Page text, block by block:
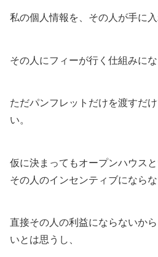
私の個人情報を、その人が手に
その人にフィーが行く仕組みに
ただパンフレットだけを渡すだ
い。
仮に決まってもオープンハウス
その人のインセンティブにならな
直接その人の利益にならないか
いとは思うし、